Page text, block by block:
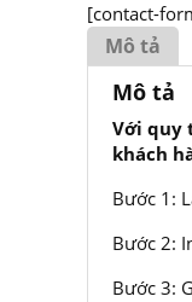
[contact-
Mô tả
Mô tả
Với quy
khách
Bước 1:
Bước 2:
Bước 3: